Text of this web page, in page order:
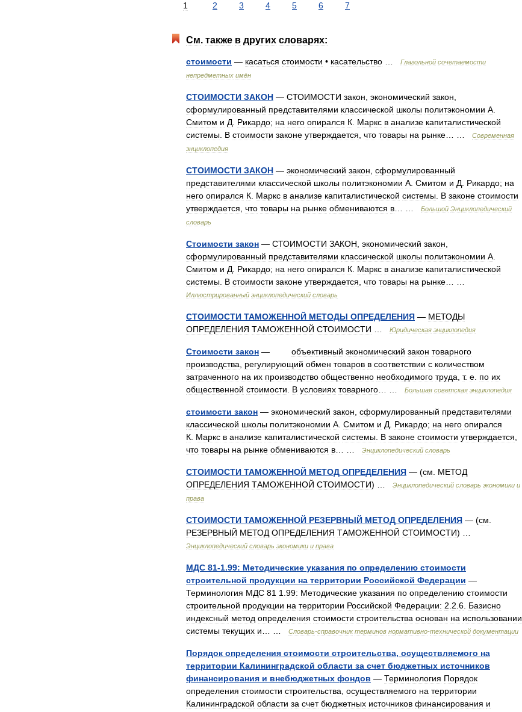
1 2 3 4 5 6 7
См. также в других словарях:
стоимости — касаться стоимости • касательство Глагольной сочетаемости
непредметных имён
СТОИМОСТИ ЗАКОН — СТОИМОСТИ закон экономический закон
сформулированный представителями классической школы политэкономии А
Смитом и Д Рикардо; на него опирался К Маркс в анализе капиталистической
системы В стоимости законе утверждается что товары на рынке
Современная
энциклопедия
СТОИМОСТИ ЗАКОН — экономический закон сформулированный
представителями классической школы политэкономии А Смитом и Д Рикардо; на
него опирался К Маркс в анализе капиталистической системы В законе стоимости
утверждается что товары на рынке обмениваются в Большой Энциклопедический
словарь
Стоимости закон — СТОИМОСТИ ЗАКОН экономический закон
сформулированный представителями классической школы политэкономии А
Смитом и Д Рикардо; на него опирался К Маркс в анализе капиталистической
системы В стоимости законе утверждается что товары на рынке
Иллюстрированный энциклопедический словарь
СТОИМОСТИ ТАМОЖЕННОЙ МЕТОДЫ ОПРЕДЕЛЕНИЯ — МЕТОДЫ
ОПРЕДЕЛЕНИЯ ТАМОЖЕННОЙ СТОИМОСТИ Юридическая энциклопедия
Стоимости закон — объективный экономический закон товарного
производства
регулирующий обмен товаров в соответствии с количеством
затраченного на их производство общественно необходимого труда т. е по их
общественной стоимости В условиях товарного Большая советская энциклопедия
стоимости закон — экономический закон сформулированный представителями
классической школы политэкономии А Смитом и Д Рикардо; на него опирался
К Маркс в анализе капиталистической системы В законе стоимости утверждается
что товары на рынке обмениваются в Энциклопедический словарь
СТОИМОСТИ ТАМОЖЕННОЙ МЕТОД ОПРЕДЕЛЕНИЯ — (см
МЕТОД
ОПРЕДЕЛЕНИЯ ТАМОЖЕННОЙ СТОИМОСТИ) … Энциклопедический словарь экономики и
права
СТОИМОСТИ ТАМОЖЕННОЙ РЕЗЕРВНЫЙ МЕТОД ОПРЕДЕЛЕНИЯ — (см
РЕЗЕРВНЫЙ МЕТОД ОПРЕДЕЛЕНИЯ ТАМОЖЕННОЙ СТОИМОСТИ) …
Энциклопедический словарь экономики и права
МДС 81-1.99: Методические указания по определению стоимости
строительной продукции на территории Российской Федерации —
Терминология МДС 81 1 99: Методические указания по определению стоимости
строительной продукции на территории Российской Федерации: 2 2 6 Базисно
индексный метод определения стоимости строительства основан на использовании
системы текущих и Словарь-справочник терминов нормативно-технической документации
Порядок определения стоимости строительства, осуществляемого на
территории Калининградской области за счет бюджетных источников
финансирования и внебюджетных фондов — Терминология Порядок
определения стоимости строительства осуществляемого на территории
Калининградской области за счет бюджетных источников финансирования и